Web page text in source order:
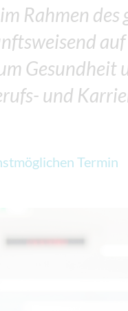
Rahmen
Gesundheit
und
Termin